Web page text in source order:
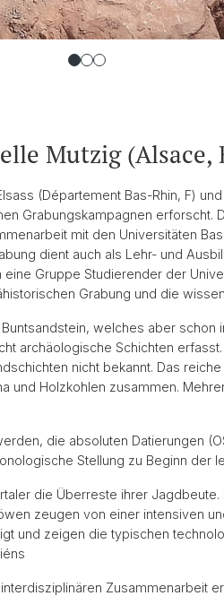
Mutzig (Alsace,
(Département Bas-Rhin, F)
Grabungskampagnen erforscht.
mit den Universitäten
dient auch als Lehr- und
Gruppe Studierender der
Grabung und die
welches aber
archäologische Schichten
nicht bekannt. Das
und Holzkohlen zusammen.
die absoluten Datierungen
Stellung zu Beginn der
die Überreste ihrer
zeugen von einer intensiven
und zeigen die typischen
Zusammenarbeit